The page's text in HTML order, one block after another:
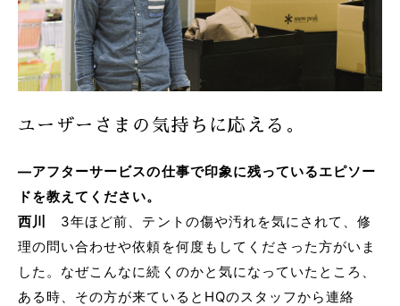
ユーザーさまの気持ちに応える。
―アフターサービスの仕事で印象に残っているエピソー
ドを教えてください。
西川
3年ほど前、テントの傷や汚れを気にされて、修
理の問い合わせや依頼を何度もしてくださった方がいま
した。なぜこんなに続くのかと気になっていたところ、
ある時、その方が来ているとHQのスタッフから連絡